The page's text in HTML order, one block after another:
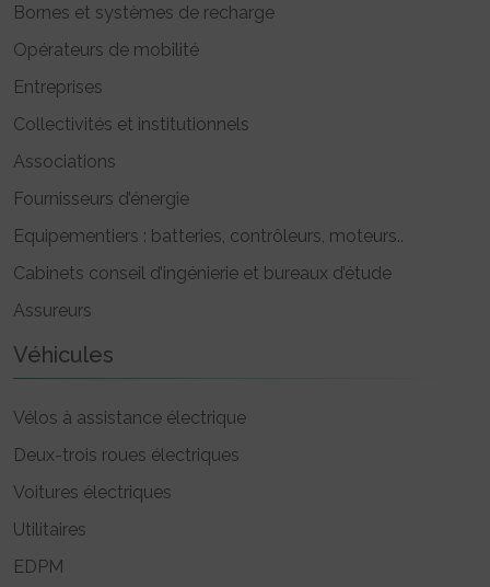
Bornes et systèmes de recharge
Opérateurs de mobilité
Entreprises
Collectivités et institutionnels
Associations
Fournisseurs d’énergie
Equipementiers : batteries, contrôleurs, moteurs..
Cabinets conseil d’ingénierie et bureaux d’étude
Assureurs
Véhicules
Vélos à assistance électrique
Deux-trois roues électriques
Voitures électriques
Utilitaires
EDPM